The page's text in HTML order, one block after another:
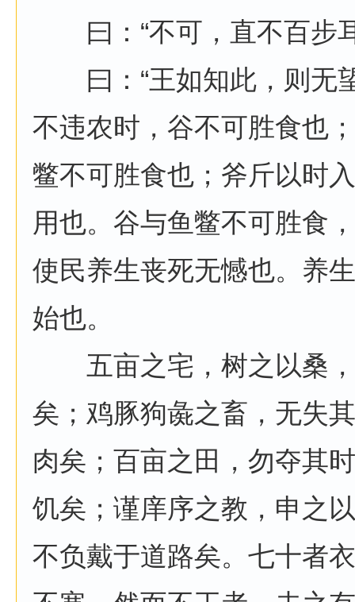
曰：“不可，直不百步
曰：“王如知此，则无
不违农时，谷不可胜食也
鳖不可胜食也；斧斤以时
用也。谷与鱼鳖不可胜食
使民养生丧死无憾也。养
始也。
五亩之宅，树之以桑，
矣；鸡豚狗彘之畜，无失
肉矣；百亩之田，勿夺其
饥矣；谨庠序之教，申之
不负戴于道路矣。七十者